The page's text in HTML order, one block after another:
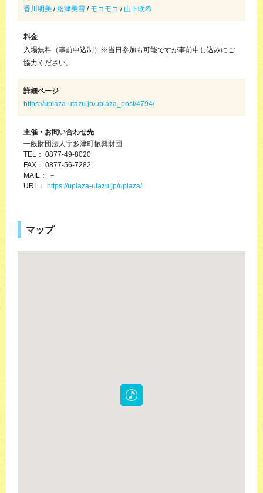
香川明美 /舩津美雪 / モコモコ / 山下咲希
料金
入場無料（事前申込制）※当日参加も可能ですが事前申し込みにご
協力ください。
詳細ページ
https://uplaza-utazu.jp/uplaza_post/4794/
主催・お問い合わせ先
一般財団法人宇多津町振興財団
TEL： 0877-49-8020
FAX： 0877-56-7282
MAIL： －
URL： https://uplaza-utazu.jp/uplaza/
マップ